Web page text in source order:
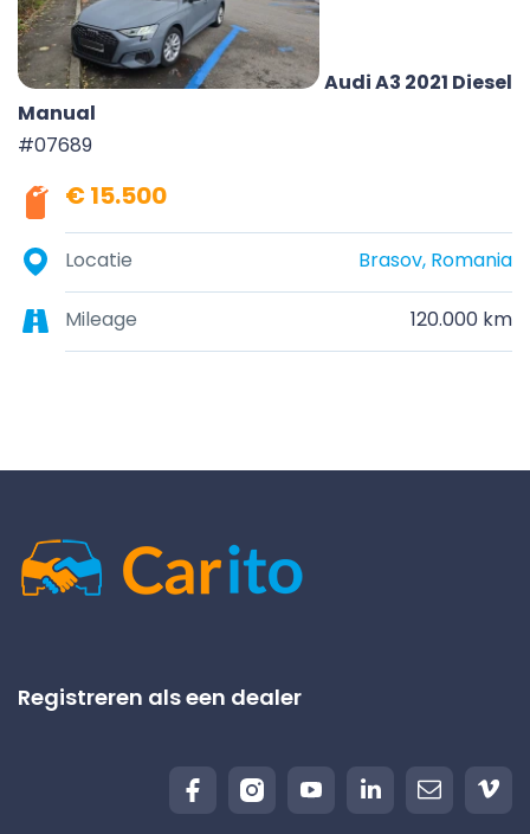
Audi A3 2021 Diesel
Manual
#07689
€ 15.500
Locatie Brasov, Romania
Mileage 120.000 km
Registreren als een dealer